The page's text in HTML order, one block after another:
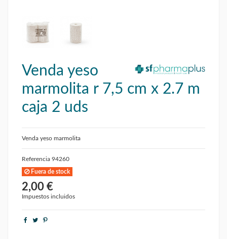
Venda yeso
marmolita r 7,5 cm x 2.7 m
caja 2 uds
Venda yeso marmolita
Referencia 94260
Fuera de stock
2,00 €
Impuestos incluidos